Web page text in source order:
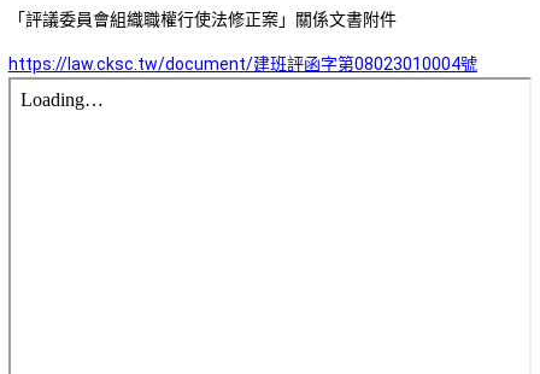
「評議委員會組織職權行使法修正案」關係文書附件
https://law.cksc.tw/document/建班評函字第08023010004號